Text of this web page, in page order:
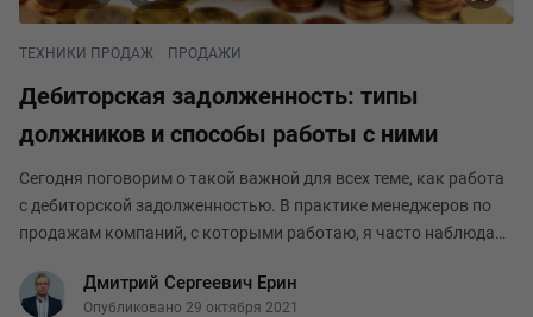
ТЕХНИКИ ПРОДАЖ ПРОДАЖИ
Дебиторская задолженность: типы
должников и способы работы с ними
Сегодня поговорим о такой важной для всех теме, как работа
с дебиторской задолженностью. В практике менеджеров по
продажам компаний, с которыми работаю, я часто наблюдаю
его дебиторская задолженность уже
Дмитрий Сергеевич Ерин
Опубликовано 29 октября 2021